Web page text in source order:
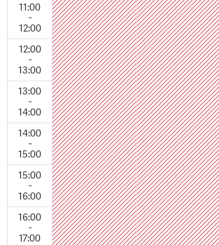
11:00
-
12:00
12:00
-
13:00
13:00
-
14:00
14:00
-
15:00
15:00
-
16:00
16:00
-
17:00